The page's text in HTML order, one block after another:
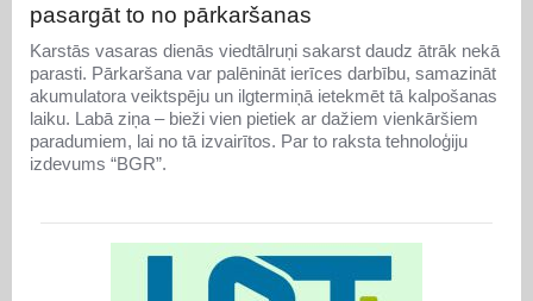
pasargāt to no pārkaršanas
Karstās vasaras dienās viedtālruņi sakarst daudz ātrāk nekā
parasti. Pārkaršana var palēnināt ierīces darbību, samazināt
akumulatora veiktspēju un ilgtermiņā ietekmēt tā kalpošanas
laiku. Labā ziņa – bieži vien pietiek ar dažiem vienkāršiem
paradumiem, lai no tā izvairītos. Par to raksta tehnoloģiju
izdevums “BGR”.